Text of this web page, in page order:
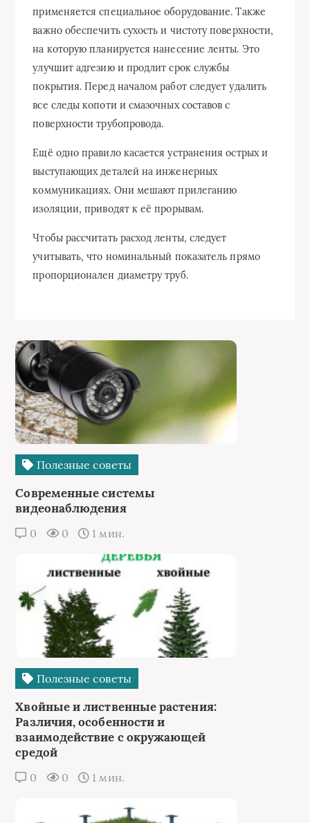
применяется специальное оборудование. Также
важно обеспечить сухость и чистоту поверхности,
на которую планируется нанесение ленты. Это
улучшит адгезию и продлит срок службы
покрытия. Перед началом работ следует удалить
все следы копоти и смазочных составов с
поверхности трубопровода.
Ещё одно правило касается устранения острых и
выступающих деталей на инженерных
коммуникациях. Они мешают прилеганию
изоляции, приводят к её прорывам.
Чтобы рассчитать расход ленты, следует
учитывать, что номинальный показатель прямо
пропорционален диаметру труб.
Полезные советы
Современные системы
видеонаблюдения
0 0 1 мин.
Полезные советы
Хвойные и лиственные растения:
Различия, особенности и
взаимодействие с окружающей
средой
0 0 1 мин.